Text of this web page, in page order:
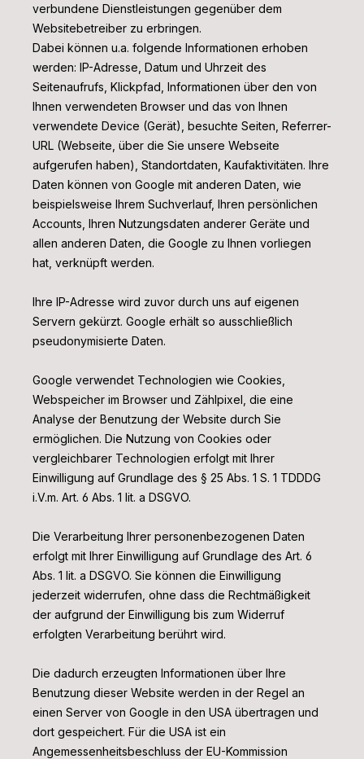
verbundene Dienstleistungen gegenüber dem
Websitebetreiber zu erbringen.
Dabei können u.a. folgende Informationen erhoben
werden: IP-Adresse, Datum und Uhrzeit des
Seitenaufrufs, Klickpfad, Informationen über den von
Ihnen verwendeten Browser und das von Ihnen
verwendete Device (Gerät), besuchte Seiten, Referrer-
URL (Webseite, über die Sie unsere Webseite
aufgerufen haben), Standortdaten, Kaufaktivitäten. Ihre
Daten können von Google mit anderen Daten, wie
beispielsweise Ihrem Suchverlauf, Ihren persönlichen
Accounts, Ihren Nutzungsdaten anderer Geräte und
allen anderen Daten, die Google zu Ihnen vorliegen
hat, verknüpft werden.
Ihre IP-Adresse wird zuvor durch uns auf eigenen
Servern gekürzt. Google erhält so ausschließlich
pseudonymisierte Daten.
Google verwendet Technologien wie Cookies,
Webspeicher im Browser und Zählpixel, die eine
Analyse der Benutzung der Website durch Sie
ermöglichen. Die Nutzung von Cookies oder
vergleichbarer Technologien erfolgt mit Ihrer
Einwilligung auf Grundlage des § 25 Abs. 1 S. 1 TDDDG
i.V.m. Art. 6 Abs. 1 lit. a DSGVO.
Die Verarbeitung Ihrer personenbezogenen Daten
erfolgt mit Ihrer Einwilligung auf Grundlage des Art. 6
Abs. 1 lit. a DSGVO. Sie können die Einwilligung
jederzeit widerrufen, ohne dass die Rechtmäßigkeit
der aufgrund der Einwilligung bis zum Widerruf
erfolgten Verarbeitung berührt wird.
Die dadurch erzeugten Informationen über Ihre
Benutzung dieser Website werden in der Regel an
einen Server von Google in den USA übertragen und
dort gespeichert. Für die USA ist ein
Angemessenheitsbeschluss der EU-Kommission